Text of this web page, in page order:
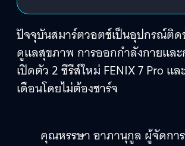
ปัจจุบันสมาร์ตวอตช์เป็นอุปกรณ์ติด
ดูแลสุขภาพ การออกกำลังกายแล
เปิดตัว 2 ซีรีส์ใหม่ FENIX 7 Pro แ
เดือนโดยไม่ต้องชาร์จ
คุณหรรษา อาภานุกูล ผู้จัดกา